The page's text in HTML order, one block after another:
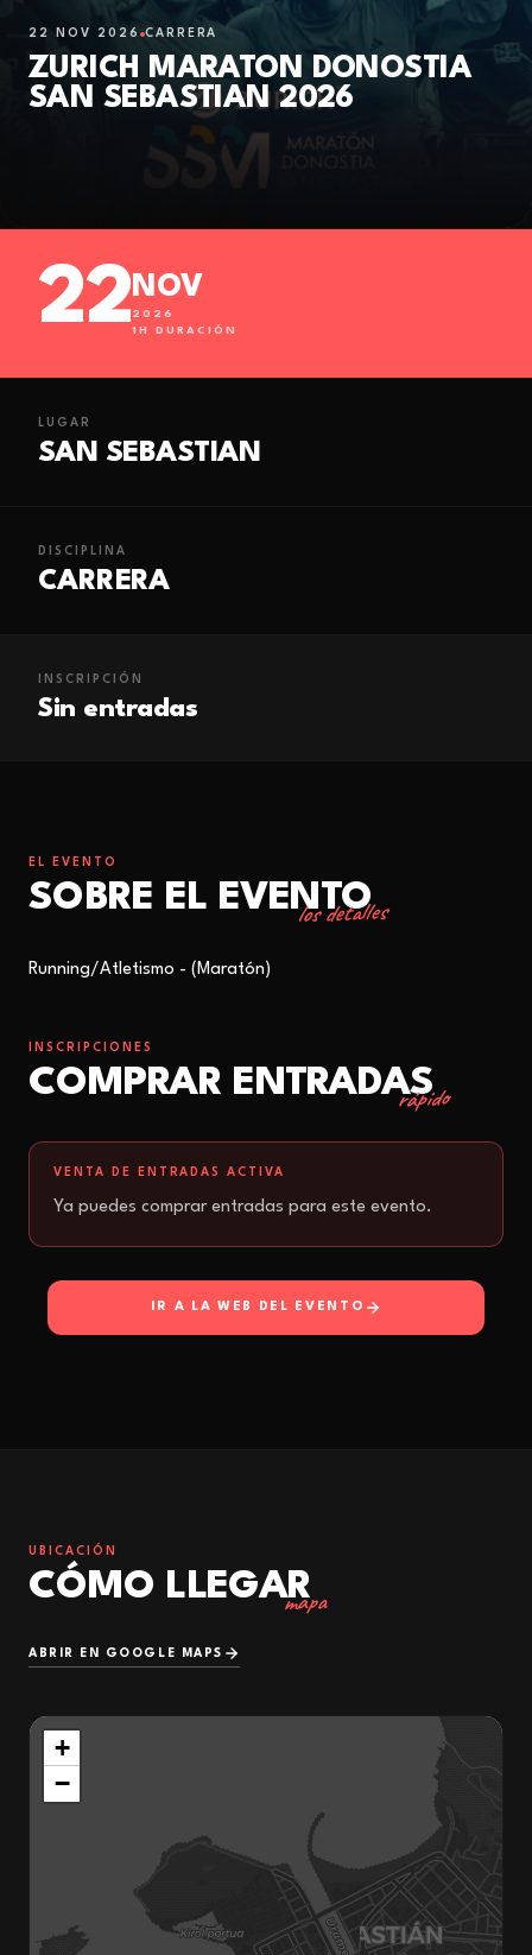
22 NOV 2026 CARRERA
ZURICH MARATON DONOSTIA
SAN SEBASTIAN 2026
22 NOV
2026
1H DURACIÓN
LUGAR
SAN SEBASTIAN
DISCIPLINA
CARRERA
INSCRIPCIÓN
Sin entradas
EL EVENTO
SOBRE EL EVENTO
los detalles
Running/Atletismo - (Maratón)
INSCRIPCIONES
COMPRAR ENTRADAS
rápido
VENTA DE ENTRADAS ACTIVA
Ya puedes comprar entradas para este evento.
IR A LA WEB DEL EVENTO
UBICACIÓN
CÓMO LLEGAR
mapa
ABRIR EN GOOGLE MAPS
+
−